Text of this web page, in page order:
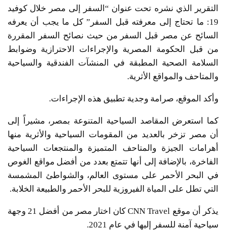
التقرير الذي نشره تحت عنوان “السفر إلى مصر خلال كوفيد
19: ما تحتاج إلى معرفته قبل السفر” كل ما يجب أن يعرفه
السائح عن مصر قبل السفر من حيث نصائح السفر المقررة
من قبل الحكومة المصرية والإجراءات الاحترازية وضوابط
السلامة الصحية المطبقة في المنشآت الفندقية والسياحية
والمتاحف والمواقع الأثرية.
وأكد الموقع، صرامة وجدية تطبيق هذه الإجراءات.
كما استعرض المقاصد السياحية المتنوعة بمصر، مشيراً إلى
أن مصر تزخر بالعديد من المقومات السياحية والأثرية منها
أهرامات الجيزة والمتاحف المتميزة والمنتجعات السياحية
الفاخرة، بالإضافة إلى أنها تتمتع بعدد من أفضل مواقع الغوص
في البحر الأحمر على مستوى العالم، والشواطئ المشمسة
التي تطل على المياة الفيروزية للبحر الأحمر والطبيعة الخلابة.
يذكر أن موقع CNN Travel كان اختار مصر من أفضل 21 وجهة
سياحية آمنة للسفر إليها في عام 2021.